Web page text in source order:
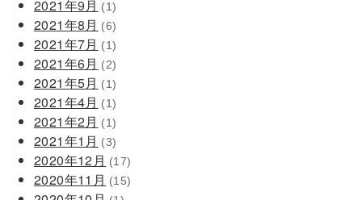
2021年9月 (1)
2021年8月 (6)
2021年7月 (1)
2021年6月 (2)
2021年5月 (1)
2021年4月 (1)
2021年2月 (1)
2021年1月 (3)
2020年12月 (17)
2020年11月 (15)